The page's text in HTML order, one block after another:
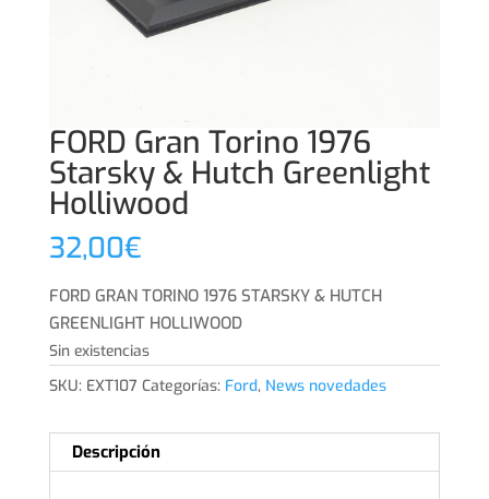
FORD Gran Torino 1976
Starsky & Hutch Greenlight
Holliwood
32,00€
FORD GRAN TORINO 1976 STARSKY & HUTCH
GREENLIGHT HOLLIWOOD
Sin existencias
SKU: EXT107 Categorías: Ford, News novedades
Descripción